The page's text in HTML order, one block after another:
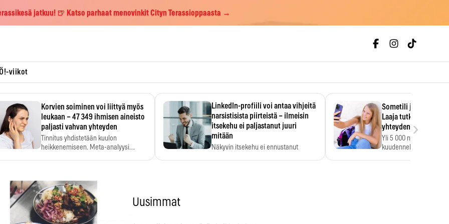
jatkuu! 🍺 Katso parhaat menovinkit Cityn Terassioppaasta →
viikot
Korvien soiminen voi liittyä myös
leukaan – 47 349 ihmisen aineisto
paljasti vahvan yhteyden
Tinnitus yhdistetään kuulon
heikkenemiseen. Meta-analyysi
LinkedIn-profiili voi antaa vihjeitä
narsistisista piirteistä – ilmeisin
itsekehu ei paljastanut juuri
mitään
Näkyvin itsekehu ei ennustanut
Sometili jo 11-
Laaja tutkimus löysi
yhteyden heikkoihin
Yli 5 000 nuoren
kuudennella luokalla
›
Uusimmat